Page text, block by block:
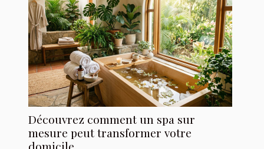
Découvrez comment un spa sur
mesure peut transformer votre